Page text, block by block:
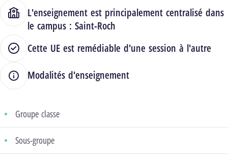
L'enseignement est principalement centralisé dans
le campus : Saint-Roch
Cette UE est remédiable d'une session à l'autre
Modalités d'enseignement
Groupe classe
Sous-groupe